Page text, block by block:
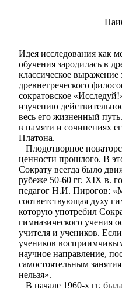
Идея исследования как
обучения зародилась в
классическое
древнегреческого
сократовское
изучению
весь его жизненный
в памяти и сочинениях
Платона.
Плодотворное
ценности прошлого. В
Сократу всегда было
рубеже 50-60 гг. XIX в.
педагог Н.И. Пирогов:
соответствующая духу
которую употребил
гимназического учения
учителя и учеников.
учеников
научное направление,
самостоятельным
нельзя».
В начале 1960-х гг.